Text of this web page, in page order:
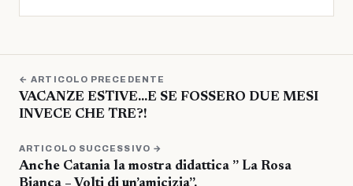
← ARTICOLO PRECEDENTE
VACANZE ESTIVE…E SE FOSSERO DUE MESI
INVECE CHE TRE?!
ARTICOLO SUCCESSIVO →
Anche Catania la mostra didattica ” La Rosa